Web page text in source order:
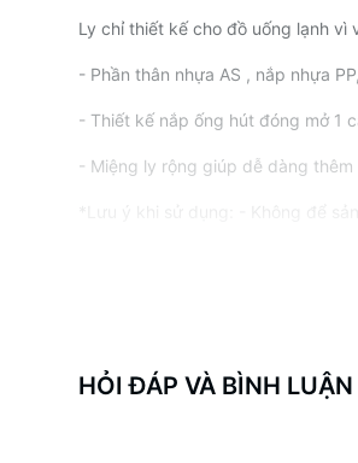
Ly chỉ thiết kế cho đồ uống lạnh vì
- Phần thân nhựa AS , nắp nhựa
- Thiết kế nắp ống hút đóng mở 1
- Miệng ly rộng giúp dễ dàng thêm
HỎI ĐÁP VÀ BÌNH LUẬN